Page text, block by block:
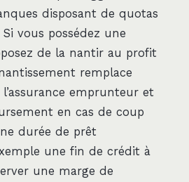
disposant de quotas
vous possédez une
de la nantir au profit
remplace
emprunteur et
en cas de coup
durée de prêt
une fin de crédit à
une marge de